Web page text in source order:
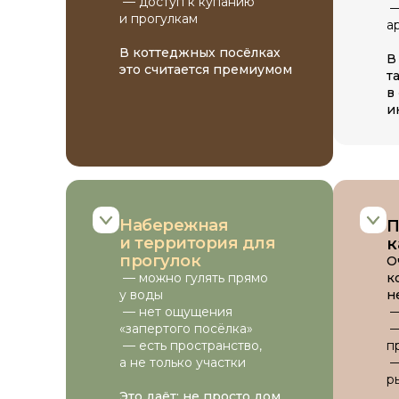
и прогулкам
В коттеджных посёлках
это считается премиумом
В
в
Набережная
и территория для
прогулок
— можно гулять прямо
у воды
— нет ощущения
«запертого посёлка»
— есть пространство,
а не только участки
Постройка из блоков Grass, утепление пеноплэкс 50мм.
Записаться на просмотр
68 м² 2